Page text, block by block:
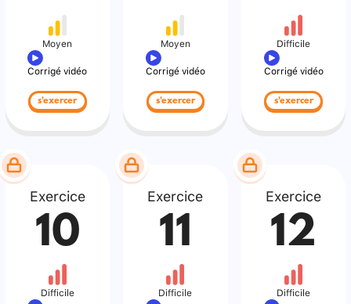
Moyen
Corrigé vidéo
s'exercer
Moyen
Corrigé vidéo
s'exercer
Difficile
Corrigé vidéo
s'exercer
Exercice
10
Difficile
Exercice
11
Difficile
Exercice
12
Difficile